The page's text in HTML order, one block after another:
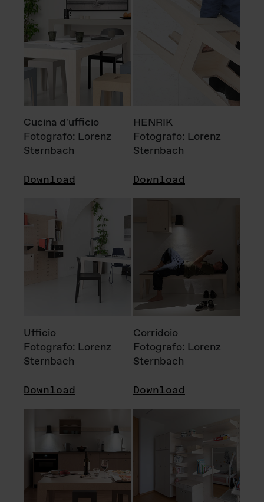
Cucina d'ufficio
Fotografo: Lorenz
Sternbach
Download
HENRIK
Fotografo: Lorenz
Sternbach
Download
Ufficio
Fotografo: Lorenz
Sternbach
Download
Corridoio
Fotografo: Lorenz
Sternbach
Download